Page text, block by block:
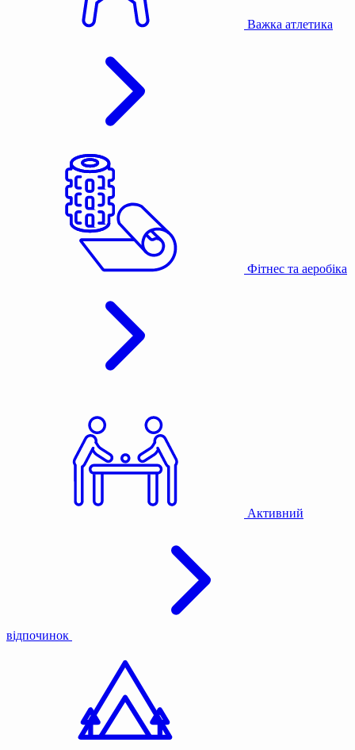
Важка атлетика
Фітнес та аеробіка
Активний
відпочинок